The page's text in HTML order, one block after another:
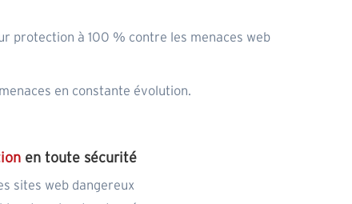
protection à 100 % contre les menaces web
en constante évolution.
en toute sécurité
sites web dangereux